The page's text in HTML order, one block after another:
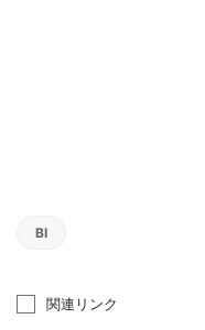
BI
関連リンク